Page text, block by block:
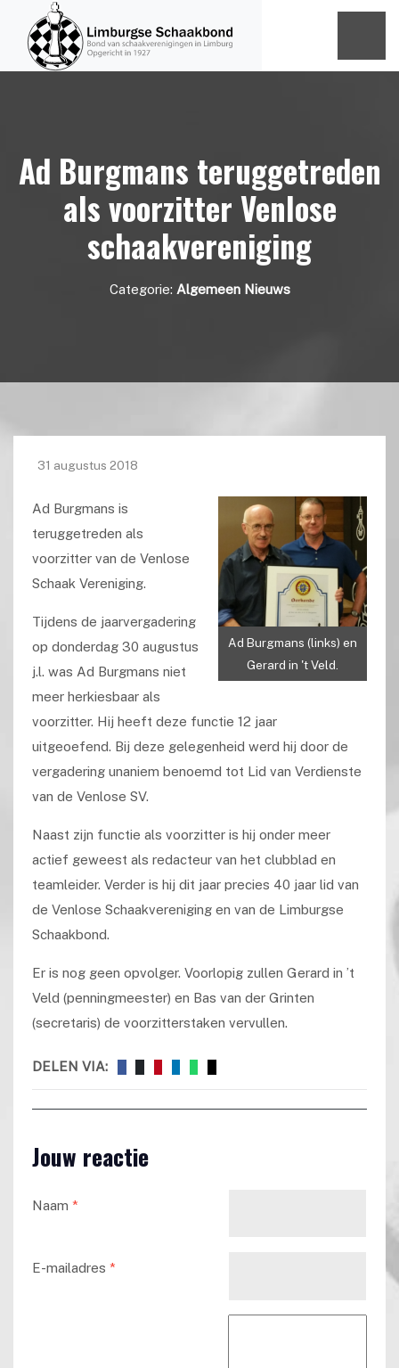
Ad Burgmans teruggetreden
als voorzitter Venlose
schaakvereniging
Categorie: Algemeen Nieuws
31 augustus 2018
Ad Burgmans (links) en
Gerard in 't Veld.
Ad Burgmans is
teruggetreden als
voorzitter van de Venlose
Schaak Vereniging.
Tijdens de jaarvergadering
op donderdag 30 augustus
j.l. was Ad Burgmans niet
meer herkiesbaar als
voorzitter. Hij heeft deze functie 12 jaar
uitgeoefend. Bij deze gelegenheid werd hij door de
vergadering unaniem benoemd tot Lid van Verdienste
van de Venlose SV.
Naast zijn functie als voorzitter is hij onder meer
actief geweest als redacteur van het clubblad en
teamleider. Verder is hij dit jaar precies 40 jaar lid van
de Venlose Schaakvereniging en van de Limburgse
Schaakbond.
Er is nog geen opvolger. Voorlopig zullen Gerard in ’t
Veld (penningmeester) en Bas van der Grinten
(secretaris) de voorzitterstaken vervullen.
DELEN VIA:
Jouw reactie
Naam *
E-mailadres *